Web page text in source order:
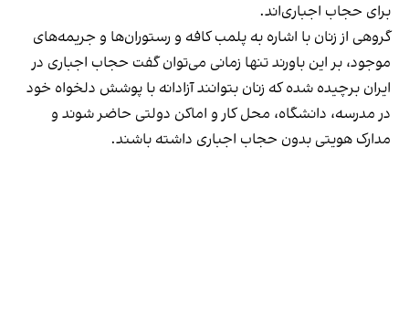
برای حجاب اجباری‌اند.
گروهی از زنان با اشاره به پلمب کافه و رستوران‌ها و جریمه‌های
موجود، بر این باورند تنها زمانی می‌توان گفت حجاب اجباری در
ایران برچیده شده که زنان بتوانند آزادانه با پوشش دلخواه خود
در مدرسه، دانشگاه، محل کار و اماکن دولتی حاضر شوند و
مدارک هویتی بدون حجاب اجباری داشته باشند.